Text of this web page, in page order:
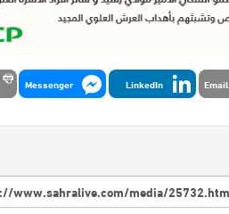
Email
LinkedIn
Messenger